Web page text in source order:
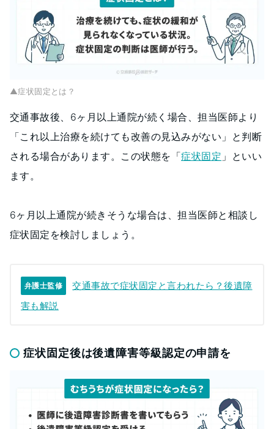
▲症状固定とは？
交通事故後、6ヶ月以上通院が続く場合、担当医師より
「これ以上治療を続けても改善の見込みがない」と判断
される場合があります。この状態を「症状固定 」といい
ます。
6ヶ月以上通院が続きそうな場合は、担当医師と相談し
症状固定を検討しましょう。
弁護士監修
交通事故で症状固定と言われたら？後遺障
害も解説
症状固定後は後遺障害等級認定の申請を